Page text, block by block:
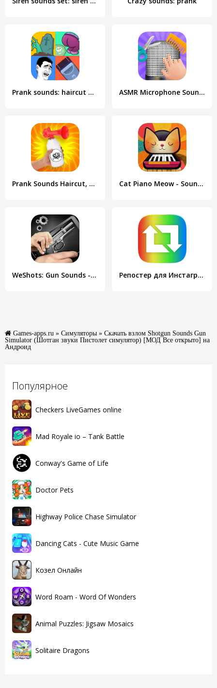
Популярное
Checkers LiveGames online
Mad Royale io – Tank Battle
Conway's Game of Life
Doctor Pets
Highway Police Chase Simulator
Dancing Cats - Cute Music Game
Козел Онлайн
Word Roam - Word Of Wonders
Animal Puzzles: Jigsaw Mosaics
Solitaire Dragons
Prank sounds: haircut & fart ASMR Microphone Sounds Game
Prank Sounds Haircut, Air Horn Cat Piano Meow - Sounds & Game
WeShots: Gun Sounds - Gun Shot Репостер для Инстаграмма: Скачать и Сохранить
Games-apps.ru » Симуляторы » Скачать взлом Shotgun Sounds Gun
Simulator (Шотган звуки Пистолет симулятор) [МОД Все открыто] на
Андроид